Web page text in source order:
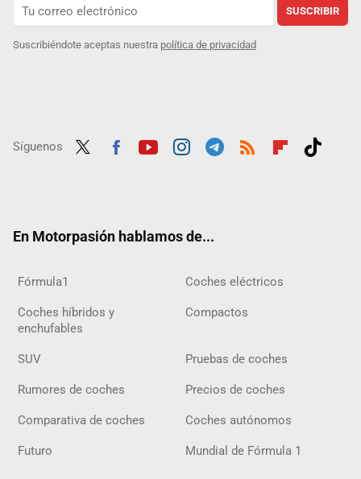
SUSCRIBIR
Suscribiéndote aceptas nuestra política de privacidad
Síguenos
En Motorpasión hablamos de...
Fórmula1 Coches eléctricos
Coches híbridos y
enchufables
Compactos
SUV Pruebas de coches
Rumores de coches Precios de coches
Comparativa de coches Coches autónomos
Futuro Mundial de Fórmula 1